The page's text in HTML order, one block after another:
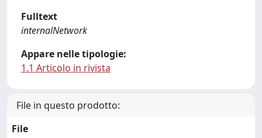
Fulltext
internalNetwork
Appare nelle tipologie:
1.1 Articolo in rivista
File in questo prodotto:
File